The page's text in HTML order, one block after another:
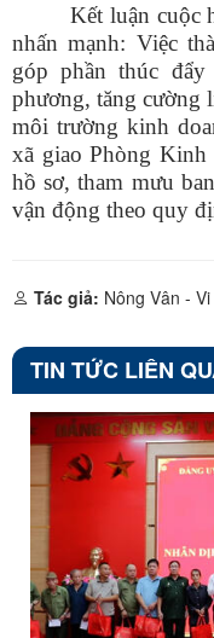
Kết luận cuộc
nhấn mạnh: Việc
góp phần thúc
phương, tăng cường
môi trường kinh
xã giao Phòng Kinh
hồ sơ, tham mưu
vận động theo quy
Tác giả: Nông Vân -
TIN TỨC LIÊN